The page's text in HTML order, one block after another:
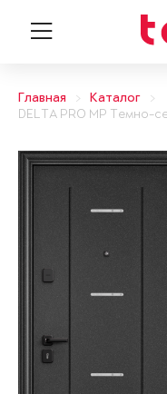
Главная
Каталог
DELTA PRO MP Темно-